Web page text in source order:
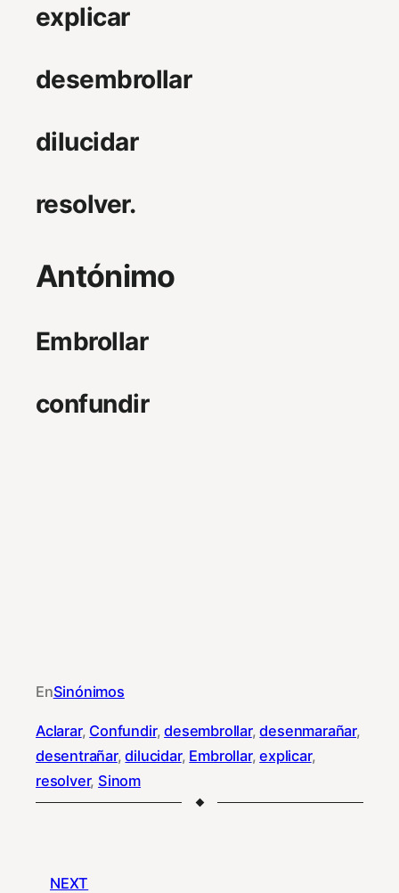
explicar
desembrollar
dilucidar
resolver.
Antónimo
Embrollar
confundir
EnSinónimos
Aclarar, Confundir, desembrollar, desenmarañar
desentrañar, dilucidar, Embrollar, explicar
resolver, Sinom
NEXT